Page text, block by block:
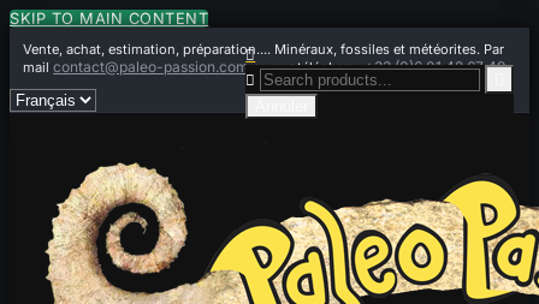
SKIP TO MAIN CONTENT
Vente, achat, estimation, préparation.... Minéraux, fossiles et météorites. Par
mailcontact@paleo-passion.comou par téléphone+33 (0)6 01 42 67 49

